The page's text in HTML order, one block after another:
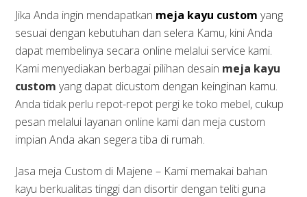
Jika Anda ingin mendapatkan meja kayu custom yang
sesuai dengan kebutuhan dan selera Kamu, kini Anda
dapat membelinya secara online melalui service kami.
Kami menyediakan berbagai pilihan desain meja kayu
custom yang dapat dicustom dengan keinginan kamu.
Anda tidak perlu repot-repot pergi ke toko mebel, cukup
pesan melalui layanan online kami dan meja custom
impian Anda akan segera tiba di rumah.
Jasa meja Custom di Majene – Kami memakai bahan
kayu berkualitas tinggi dan disortir dengan teliti guna